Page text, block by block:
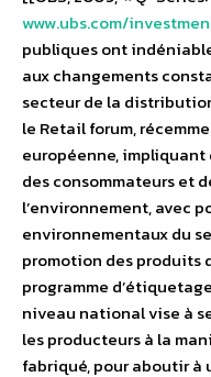
www.ubs.com/
publiques ont
aux changements
secteur de la
le Retail forum,
européenne,
des consommateurs et
l’environnement, avec
environnementaux du
promotion des produits
programme
niveau national vise à
les producteurs à la
fabriqué, pour aboutir à